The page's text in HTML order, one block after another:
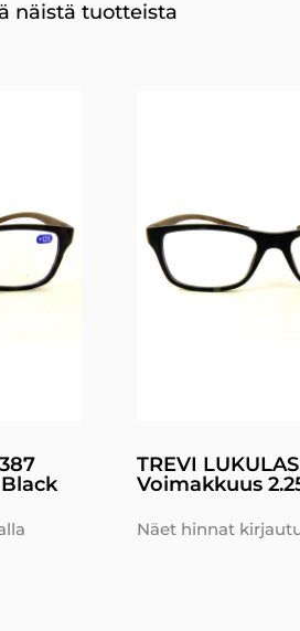
näistä tuotteista
TREVI
Voimakkuus
Näet hinnat